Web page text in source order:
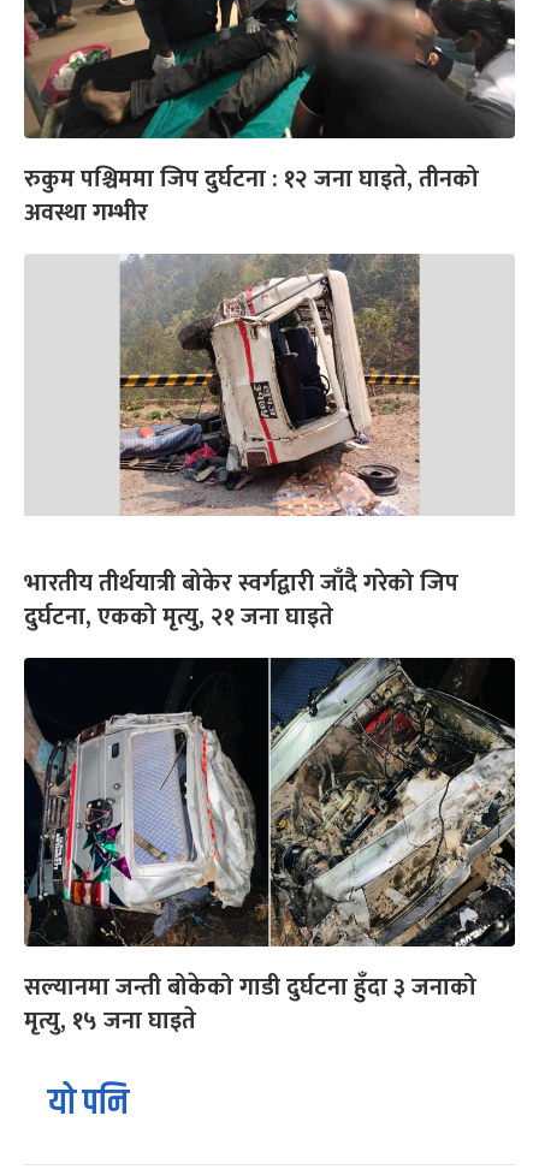
रुकुम पश्चिममा जिप दुर्घटना : १२ जना घाइते, तीनको
अवस्था गम्भीर
भारतीय तीर्थयात्री बोकेर स्वर्गद्वारी जाँदै गरेको जिप
दुर्घटना, एकको मृत्यु, २१ जना घाइते
सल्यानमा जन्ती बोकेको गाडी दुर्घटना हुँदा ३ जनाको
मृत्यु, १५ जना घाइते
यो पनि